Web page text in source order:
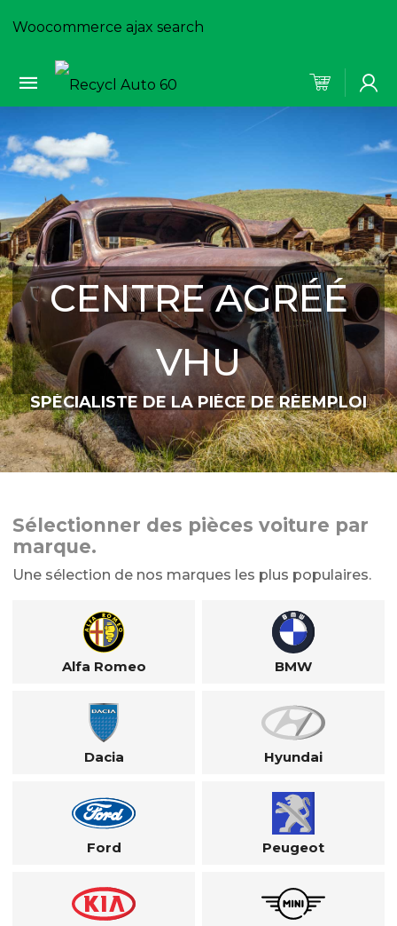
Woocommerce ajax search
CENTRE AGRÉÉ
VHU
SPÉCIALISTE DE LA PIÈCE DE RÉEMPLOI
Sélectionner des pièces voiture par
marque.
Une sélection de nos marques les plus populaires.
Alfa Romeo BMW
Dacia Hyundai
Ford Peugeot